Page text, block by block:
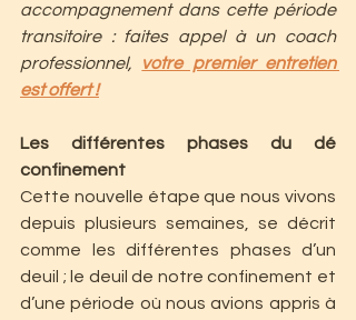
accompagnement dans cette période
transitoire : faites appel à un coach
professionnel,
votre premier entretien
est offert !
Les différentes phases du dé
confinement
Cette nouvelle étape que nous vivons
depuis plusieurs semaines, se décrit
comme les différentes phases d’un
deuil ; le deuil de notre confinement et
d’une période où nous avions appris à